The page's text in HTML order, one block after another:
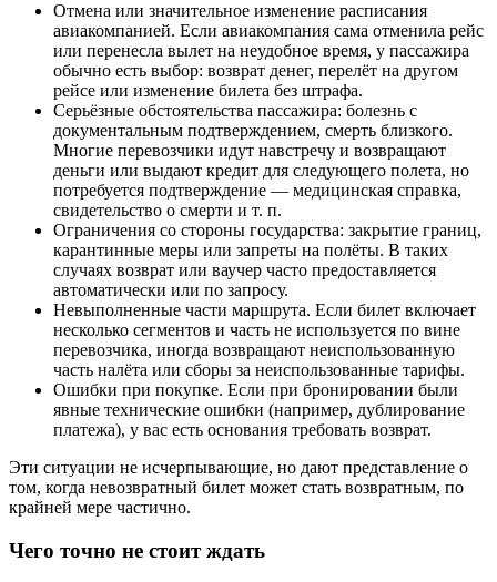
Отмена или значительное изменение расписания
авиакомпанией. Если авиакомпания сама отменила рейс
или перенесла вылет на неудобное время, у пассажира
обычно есть выбор: возврат денег, перелёт на другом
рейсе или изменение билета без штрафа.
Серьёзные обстоятельства пассажира: болезнь с
документальным подтверждением, смерть близкого.
Многие перевозчики идут навстречу и возвращают
деньги или выдают кредит для следующего полета, но
потребуется подтверждение — медицинская справка,
свидетельство о смерти и т. п.
Ограничения со стороны государства: закрытие границ,
карантинные меры или запреты на полёты. В таких
случаях возврат или ваучер часто предоставляется
автоматически или по запросу.
Невыполненные части маршрута. Если билет включает
несколько сегментов и часть не используется по вине
перевозчика, иногда возвращают неиспользованную
часть налёта или сборы за неиспользованные тарифы.
Ошибки при покупке. Если при бронировании были
явные технические ошибки (например, дублирование
платежа), у вас есть основания требовать возврат.
Эти ситуации не исчерпывающие, но дают представление о
том, когда невозвратный билет может стать возвратным, по
крайней мере частично.
Чего точно не стоит ждать